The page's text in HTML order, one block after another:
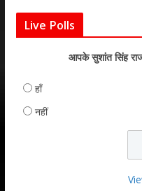
Live Polls
आपके सुशांत सिंह
हाँ
नहीं